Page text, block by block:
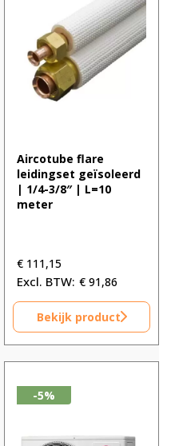
Aircotube flare
leidingset geïsoleerd
| 1/4-3/8″ | L=10
meter
€ 111,15
€ 91,86
Bekijk product
-5%